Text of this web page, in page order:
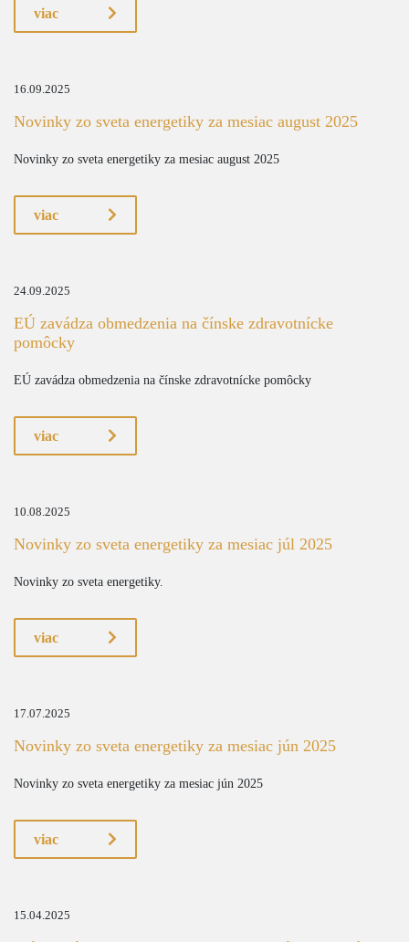
viac
16.09.2025
Novinky zo sveta energetiky za mesiac august 2025
Novinky zo sveta energetiky za mesiac august 2025
viac
24.09.2025
EÚ zavádza obmedzenia na čínske zdravotnícke
pomôcky
EÚ zavádza obmedzenia na čínske zdravotnícke pomôcky
viac
10.08.2025
Novinky zo sveta energetiky za mesiac júl 2025
Novinky zo sveta energetiky.
viac
17.07.2025
Novinky zo sveta energetiky za mesiac jún 2025
Novinky zo sveta energetiky za mesiac jún 2025
viac
15.04.2025